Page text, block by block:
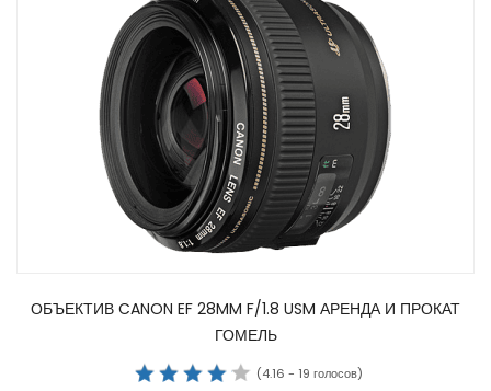
ОБЪЕКТИВ CANON EF 28MM F/1.8 USM АРЕНДА И ПРОКАТ
ГОМЕЛЬ
(4.16 - 19 голосов)